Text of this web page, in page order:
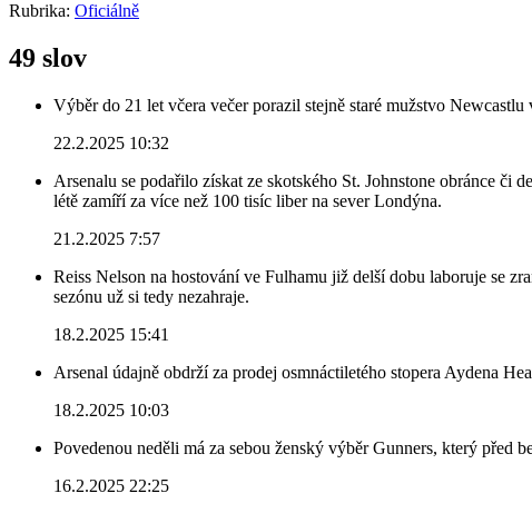
Rubrika: Oficiálně
49 slov
Výběr do 21 let včera večer porazil stejně staré mužstvo
22.2.2025 10:32
Arsenalu se podařilo získat ze skotského St. Johnstone obránce
létě zamíří za více než 100 tisíc liber na sever Londýna.
21.2.2025 7:57
Reiss Nelson na hostování ve Fulhamu již delší dobu laboruje se
sezónu už si tedy nezahraje.
18.2.2025 15:41
Arsenal údajně obdrží za prodej osmnáctiletého stopera Aydena
18.2.2025 10:03
Povedenou neděli má za sebou ženský výběr Gunners, který před
16.2.2025 22:25